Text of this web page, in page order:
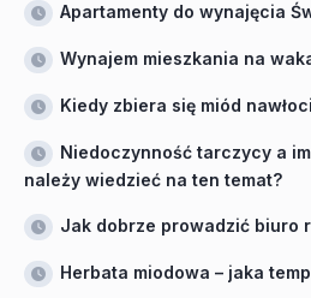
Apartamenty do wynajęcia
Wynajem mieszkania na
Kiedy zbiera się miód
Niedoczynność tarczycy a
należy wiedzieć na ten temat?
Jak dobrze prowadzić biuro
Herbata miodowa – jaka